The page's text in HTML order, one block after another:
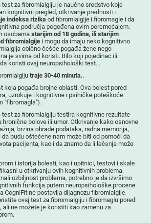
test za fibromialgiju je naučno sredstvo koje
kognitivni pregled, otkrivanje prednosti i
indeksa rizikaod fibromialgije i fibromagle i da
područja pogođena ovim poremećajem.
osobamastarijim od 18 godina, ili starijim
fibromialgije i mogu da imaju neko kognitivno
obično češće pogađa žene nego
je svima od koristi. Bilo koji pojedinac ili
koristi ovaj neuropsihološki test. .
traje 30-40 minuta..
koja pogađa brojne oblasti. Ova bolest pored
uzrokuje i kognitivne i psihičke poteškoće
"fibromagla").
test za fibromialgiju testira kognitivne rezultate
hronične bolove ili umor. Otkrivanje kako osnovne
brzina obrade podataka, radna memorija,
da budu oštećene nam može biti od pomoći da
pacijenta, kao i da znamo da li lečenje može
i istorija bolesti, kao i upitnici, testovi i skale
u otkrivanju ovih kognitivnih problema.
ozbiljnost problema, potrebno je da izvršimo
funkcija putem neuropsihološke procene.
CogniFit ne postavlja dijagnozu fibromialgije.
ovaj test za fibromialgiju i fibromaglu pored
ali ne možete je koristiti kao zamenu za